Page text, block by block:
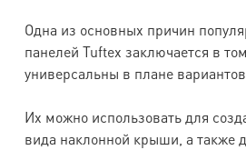
Одна из основных причин
панелей Tuftex заключается в
универсальны в плане
Их можно использовать для
вида наклонной крыши, а также